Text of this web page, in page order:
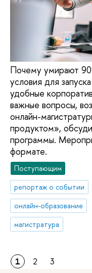
Почему умирают
условия для
удобные
важные вопросы,
онлайн-
продуктом»,
программы.
формате.
Поступающим
репортаж о событии
онлайн-образование
магистратура
1 2 3